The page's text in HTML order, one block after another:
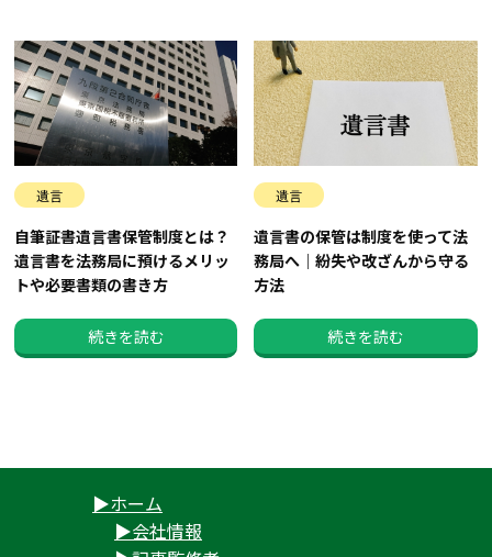
遺言
自筆証書遺言書保管制度とは？
遺言書を法務局に預けるメリッ
トや必要書類の書き方
続きを読む
遺言
遺言書の保管は制度を使って法
務局へ｜紛失や改ざんから守る
方法
続きを読む
ホーム
会社情報